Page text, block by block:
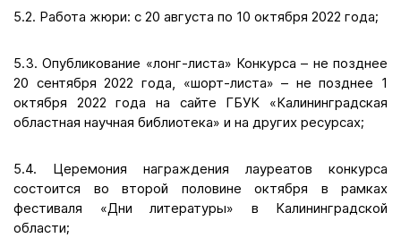
5.2. Работа жюри: с 20 августа по 10 октября 2022 года;
5.3. Опубликование «лонг-листа» Конкурса – не позднее
20 сентября 2022 года, «шорт-листа» – не позднее 1
октября 2022 года на сайте ГБУК «Калининградская
областная научная библиотека» и на других ресурсах;
5.4. Церемония награждения лауреатов конкурса
состоится во второй половине октября в рамках
фестиваля «Дни литературы» в Калининградской
области;